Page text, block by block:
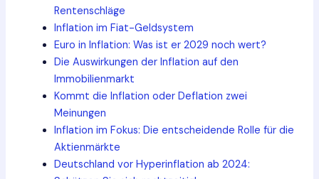
Rentenschläge
Inflation im Fiat-Geldsystem
Euro in Inflation: Was ist er 2029 noch wert?
Die Auswirkungen der Inflation auf den
Immobilienmarkt
Kommt die Inflation oder Deflation zwei
Meinungen
Inflation im Fokus: Die entscheidende Rolle für die
Aktienmärkte
Deutschland vor Hyperinflation ab 2024: